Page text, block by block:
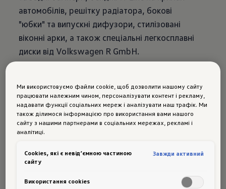
автомобілів, решітку радіатора, бокові
"юбки" та випускні дифузори, стилізовані
віконні арки, а також спеціальні легкосплавні
диски від Volkswagen R GmbH.
включають спортивне кермо, спортивні
сидіння-ковші, можливість замовлення стелі
чорного кольору та спеціальний дизайн
оббивок та декору панелі приладів.
Автомобілі
Ми використовуємо файли cookie, щоб дозволити нашому сайту
працювати належним чином, персоналізувати контент і рекламу,
надавати функції соціальних мереж і аналізувати наш трафік. Ми
також ділимося інформацією про використання вами нашого
сайту з нашими партнерами в соціальних мережах, рекламі і
аналітиці.
Сookies, які є невід’ємною частиною
сайту
Завжди активний
Використання cookies